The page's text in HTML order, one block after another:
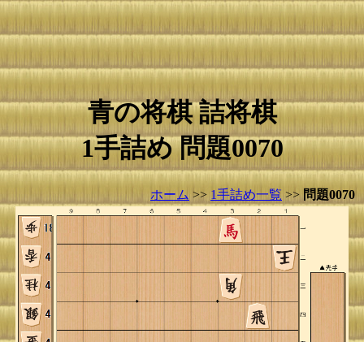
青の将棋 詰将棋
1手詰め 問題0070
ホーム >> 1手詰め一覧 >> 問題0070